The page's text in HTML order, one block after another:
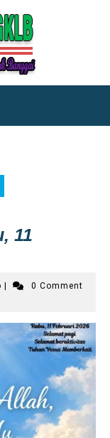
11
Lewi
0 Comment